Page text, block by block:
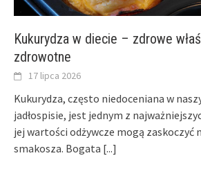
Kukurydza w diecie – zdrowe
zdrowotne
17 lipca 2026
Kukurydza, często niedoceniana w
jadłospisie, jest jednym z
jej wartości odżywcze mogą zaskoczyć
smakosza. Bogata [...]